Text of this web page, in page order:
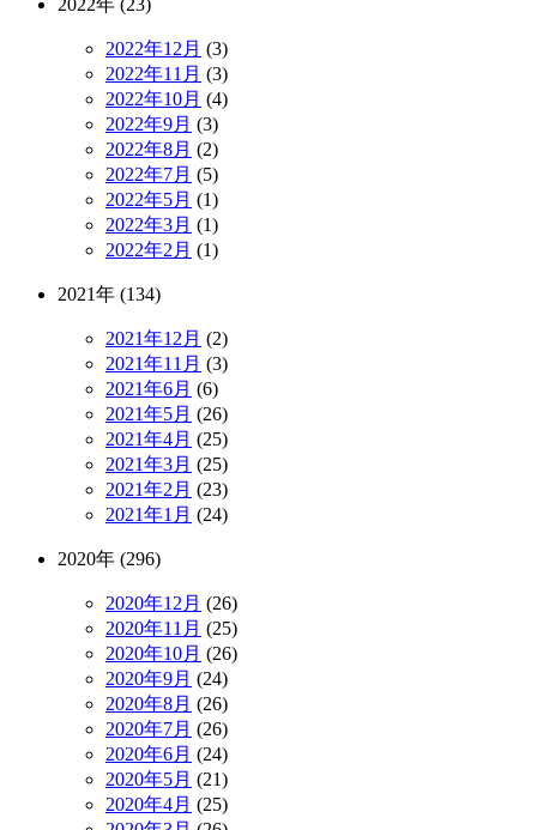
2022年 (23)
2022年12月 (3)
2022年11月 (3)
2022年10月 (4)
2022年9月 (3)
2022年8月 (2)
2022年7月 (5)
2022年5月 (1)
2022年3月 (1)
2022年2月 (1)
2021年 (134)
2021年12月 (2)
2021年11月 (3)
2021年6月 (6)
2021年5月 (26)
2021年4月 (25)
2021年3月 (25)
2021年2月 (23)
2021年1月 (24)
2020年 (296)
2020年12月 (26)
2020年11月 (25)
2020年10月 (26)
2020年9月 (24)
2020年8月 (26)
2020年7月 (26)
2020年6月 (24)
2020年5月 (21)
2020年4月 (25)